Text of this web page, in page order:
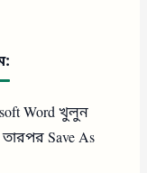
Word খুলুন
Save As